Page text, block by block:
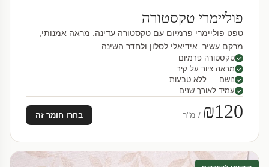
פוליימרי טקסטורה
טפט פוליימרי פרמיום עם טקסטורה עדינה. מראה אמנותי,
מרקם עשיר. אידיאלי לסלון ולחדר השינה.
טקסטורה פרמיום
מראה ציור על קיר
נושם — ללא טבעות
עמיד לאורך שנים
₪120 / מ"ר בחרו חומר זה